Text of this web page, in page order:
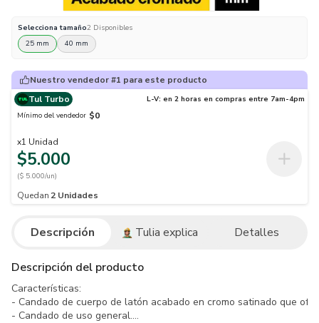
Selecciona tamaño2 Disponibles
25 mm
40 mm
Nuestro vendedor #1 para este producto
Tul Turbo
L-V: en 2 horas en compras entre 7am-4pm
Mínimo del vendedor $0
x1 Unidad
$5.000
($ 5.000/un)
Quedan 2 Unidades
Descripción Tulia explica Detalles
Descripción del producto
Características:
- Candado de cuerpo de latón acabado en cromo satinado que
- Candado de uso general.